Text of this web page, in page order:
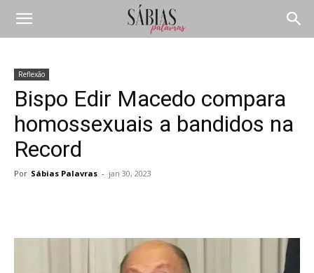
Reflexão
Bispo Edir Macedo compara
homossexuais a bandidos na
Record
Por Sábias Palavras - jan 30, 2023